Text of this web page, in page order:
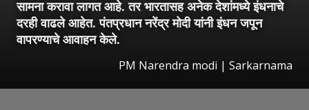
सामना करावा लागत आहे. तर भारतासह अनेक देशांमध्ये इंधनाचे
दरही वाढले आहेत. पंतप्रधान नरेंद्र मोदी यांनी इंधन जपून
वापरण्याचे आवाहन केले.
PM Narendra modi | Sarkarnama